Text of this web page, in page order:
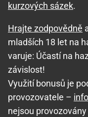
kurzových sázek.
Hrajte zodpovědně
mladších 18 let na
varuje: Účastí na
závislost!
Využití bonusů je
provozovatele –
nejsou